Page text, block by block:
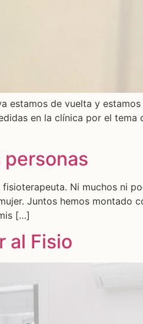
estamos de vuelta y
en la clínica por el
Ni muchos ni
Juntos hemos montado
[…]
al Fisio